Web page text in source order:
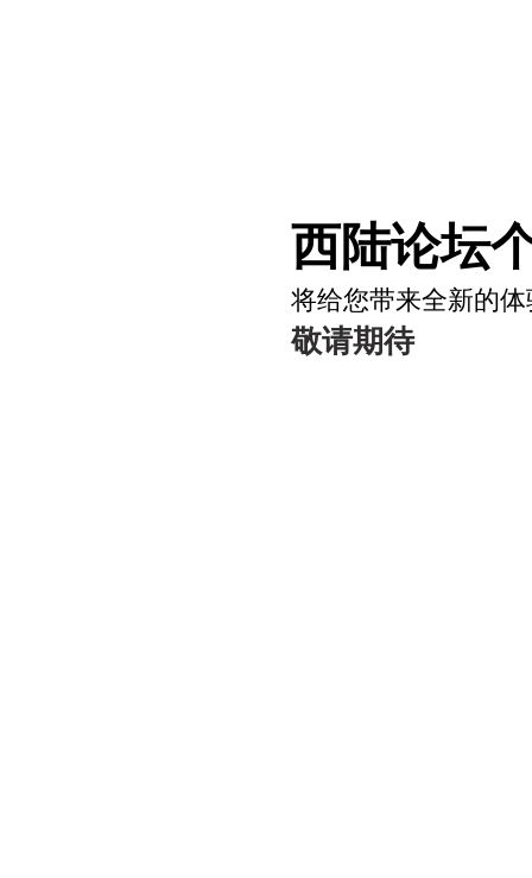
西陆论坛
将给您带来全新的体
敬请期待